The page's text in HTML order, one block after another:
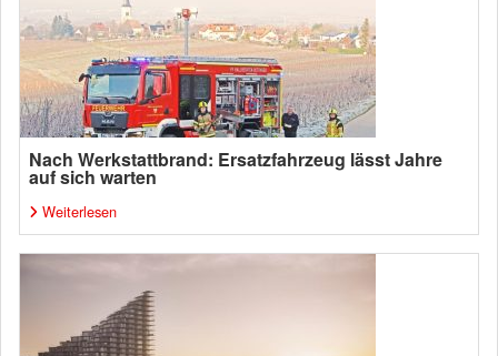
Nach Werkstattbrand: Ersatzfahrzeug lässt Jahre
auf sich warten
Weiterlesen